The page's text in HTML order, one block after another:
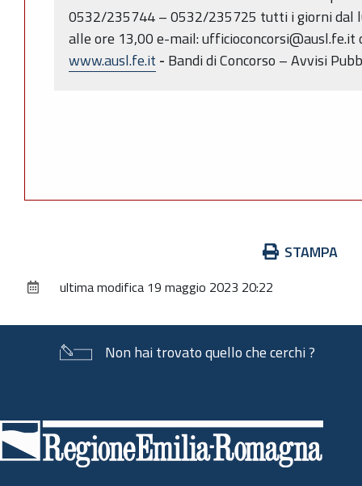
0532/235744 – 0532/235725 tutti i giorni dal
alle ore 13,00 e-mail: ufficioconcorsi@ausl.fe.it
www.ausl.fe.it - Bandi di Concorso – Avvisi
documento
STAMPA
ultima modifica 19 maggio 2023 20:22
Non hai trovato quello che cerchi ?
di
pagina